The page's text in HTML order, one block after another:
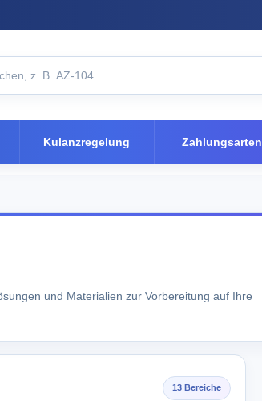
Kulanzregelung Zahlungsarten
und Materialien zur Vorbereitung auf Ihre
13 Bereiche